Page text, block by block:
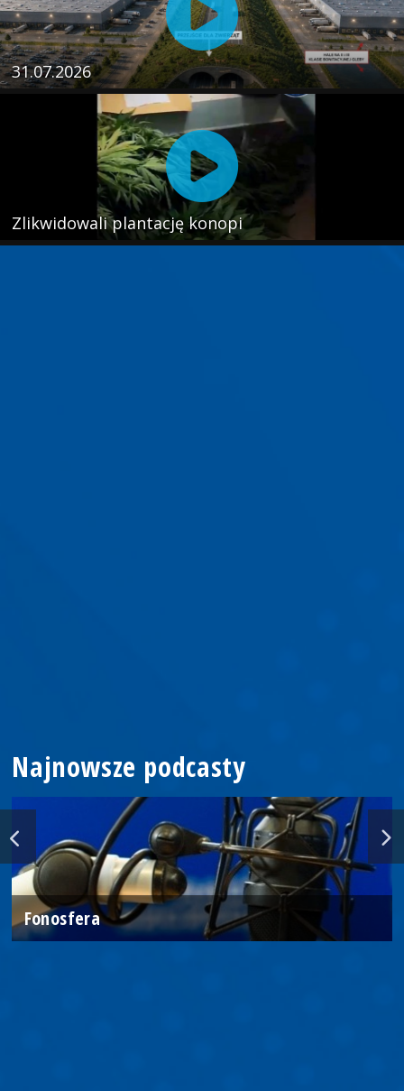
31.07.2026
Zlikwidowali plantację konopi
Najnowsze podcasty
Fonosfera